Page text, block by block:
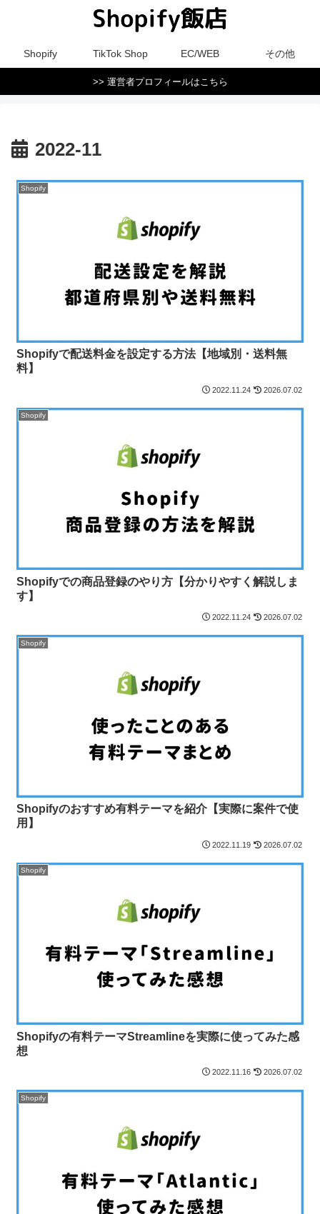
Shopify TikTok Shop EC/WEB その他
>> 運営者プロフィールはこちら
2022-11
Shopify
Shopifyで配送料金を設定する方法【地域別・送料無
料】
2022.11.24 2026.07.02
Shopify
Shopifyでの商品登録のやり方【分かりやすく解説しま
す】
2022.11.24 2026.07.02
Shopify
Shopifyのおすすめ有料テーマを紹介【実際に案件で使
用】
2022.11.19 2026.07.02
Shopify
Shopifyの有料テーマStreamlineを実際に使ってみた感
想
2022.11.16 2026.07.02
Shopify